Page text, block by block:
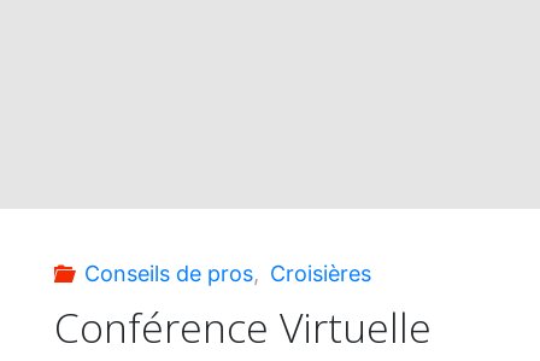
Conseils de pros, Croisières
Conférence Virtuelle